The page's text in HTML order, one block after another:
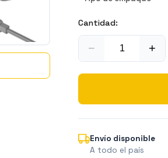
Cantidad:
− +
Envío disponible
A todo el país